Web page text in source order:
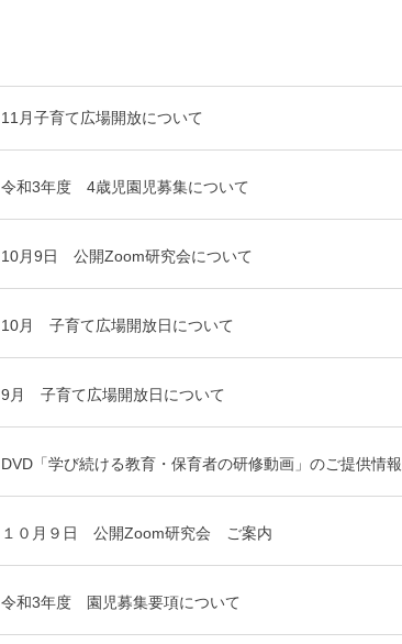
11月子育て広場開放について
令和3年度 4歳児園児募集について
10月9日 公開Zoom研究会について
10月 子育て広場開放日について
9月 子育て広場開放日について
DVD「学び続ける教育・保育者の研修動画」のご提供情報
１０月９日 公開Zoom研究会 ご案内
令和3年度 園児募集要項について